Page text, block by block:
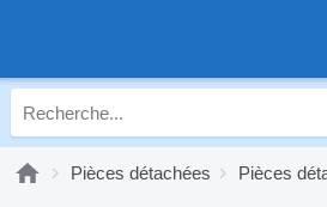
Pièces détachées Pièces